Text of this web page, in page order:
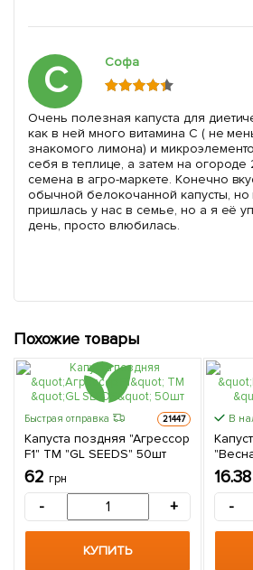
С Софа
Очень полезная капуста для
как в ней много витамина С ( не
знакомого лимона) и
себя в теплице, а затем на огороде
семена в агро-маркете. Конечно
обычной белокочанной капусты, но
пришлась у нас в семье, но а я её
день, просто влюбилась.
Похожие товары
Быстрая отправка 21447
Капуста поздняя "Агрессор
F1" ТМ "GL SEEDS" 50шт
62 грн
- +
КУПИТЬ
В
16.38
-